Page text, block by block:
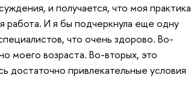
и получается, что моя практика
работа. И я бы подчеркнула еще одну
что очень здорово. Во-
моего возраста. Во-вторых, это
достаточно привлекательные условия